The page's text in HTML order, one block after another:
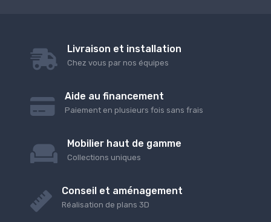
Livraison et installation
Chez vous par nos équipes
Aide au financement
Paiement en plusieurs fois sans frais
Mobilier haut de gamme
Collections uniques
Conseil et aménagement
Réalisation de plans 3D